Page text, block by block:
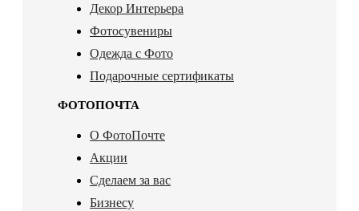
Декор Интерьера
Фотосувениры
Одежда с Фото
Подарочные сертификаты
ФОТОПОЧТА
О ФотоПочте
Акции
Сделаем за вас
Бизнесу